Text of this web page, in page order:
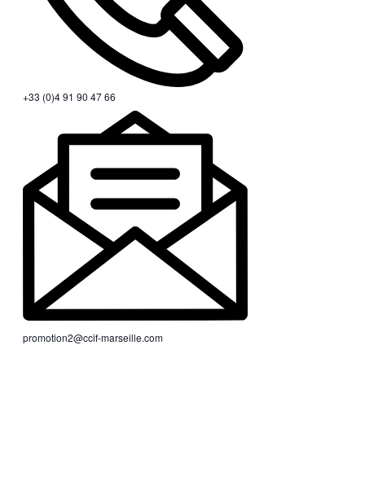
+33 (0)4 91 90 47 66
promotion2@ccif-marseille.com